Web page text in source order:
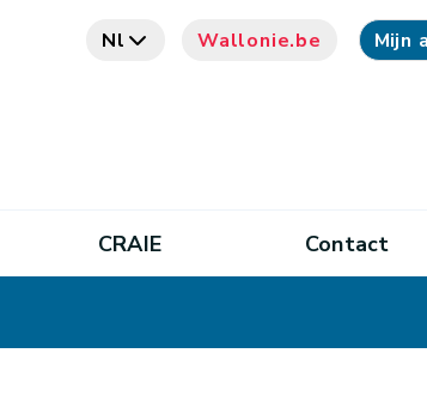
Nl Wallonie.be Mijn
CRAIE Contact